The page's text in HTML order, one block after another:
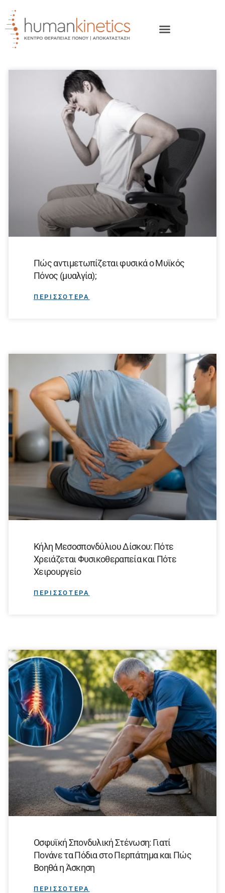
Πώς αντιμετωπίζεται φυσικά ο Μυϊκός
Πόνος (μυαλγία);
ΠΕΡΙΣΣΟΤΕΡΑ
Κήλη Μεσοσπονδύλιου Δίσκου: Πότε
Χρειάζεται Φυσικοθεραπεία και Πότε
Χειρουργείο
ΠΕΡΙΣΣΟΤΕΡΑ
Οσφυϊκή Σπονδυλική Στένωση: Γιατί
Πονάνε τα Πόδια στο Περπάτημα και Πώς
Βοηθά η Άσκηση
ΠΕΡΙΣΣΟΤΕΡΑ